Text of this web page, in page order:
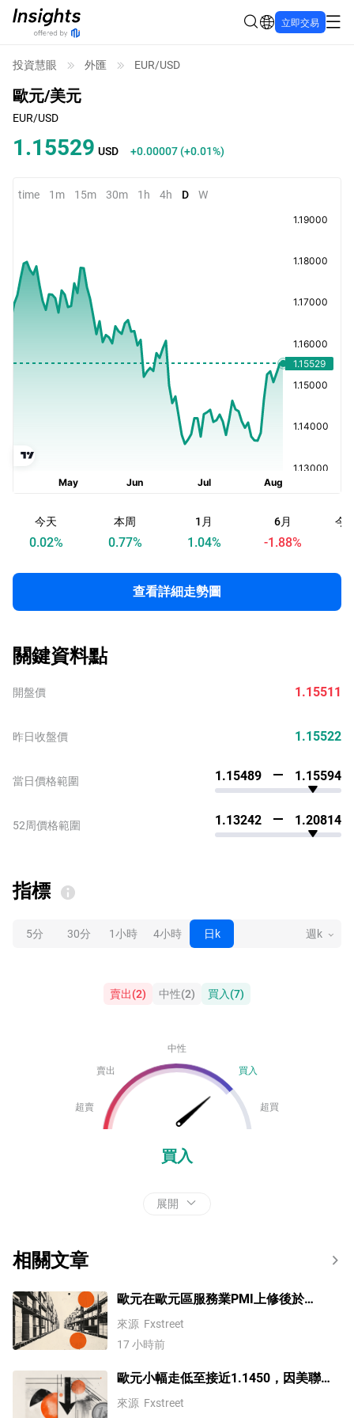
立即交易
投資慧眼 外匯 EUR/USD
歐元/美元
EUR/USD
1.15529 USD +0.00007 (+0.01%)
time 1m 15m 30m 1h 4h D W
今天
0.02%
本周
0.77%
1月
1.04%
6月
-1.88%
今
查看詳細走勢圖
關鍵資料點
開盤價
昨日收盤價
當日價格範圍
52周價格範圍
1.15511
1.15522
1.15489 1.15594
1.13242 1.20814
指標
5分 30分 1小時 4小時 日k 週k
賣出(2) 中性(2) 買入(7)
中性
賣出
買入
超賣 超買
買入
展開
相關文章
歐元在歐元區服務業PMI上修後於
1.1530附近企穩
來源 Fxstreet
17 小時前
歐元小幅走低至接近1.1450，因美聯儲
維持利率不變，交易員等待歐元區和德
來源 Fxstreet